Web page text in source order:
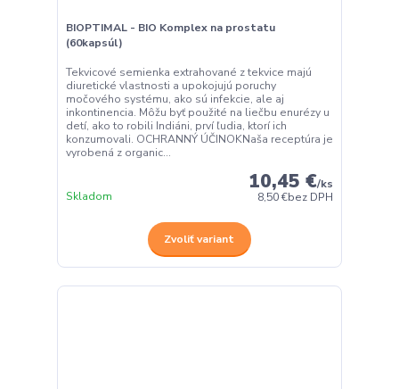
BIOPTIMAL - BIO Komplex na prostatu
(60kapsúl)
Tekvicové semienka extrahované z tekvice majú
diuretické vlastnosti a upokojujú poruchy
močového systému, ako sú infekcie, ale aj
inkontinencia. Môžu byť použité na liečbu enurézy u
detí, ako to robili Indiáni, prví ľudia, ktorí ich
konzumovali. OCHRANNÝ ÚČINOKNaša receptúra ​​je
vyrobená z organic...
10,45 €/ks
8,50 €bez DPH
Skladom
Zvoliť variant